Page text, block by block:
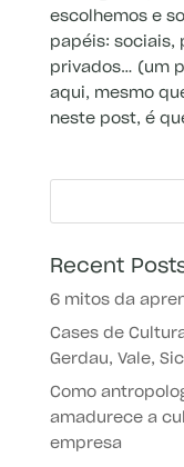
escolhemos e
papéis: sociais,
privados… (um
aqui, mesmo
neste post, é
Recent
6 mitos da
Cases de
Gerdau, Vale,
Como
amadurece a
empresa